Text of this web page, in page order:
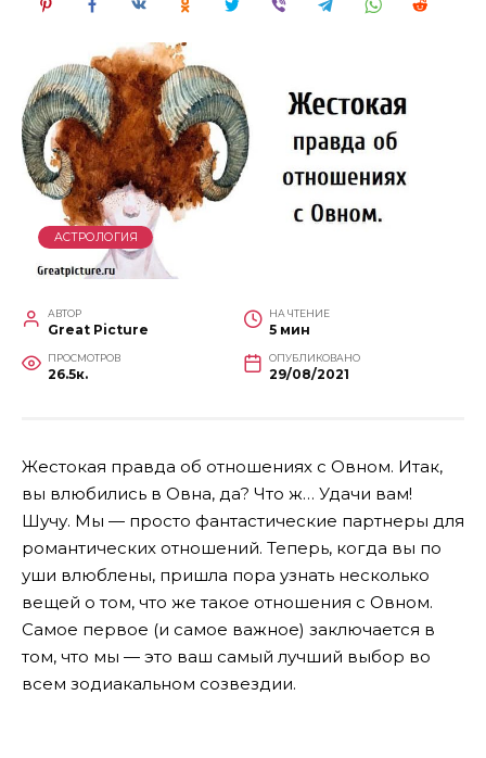
АСТРОЛОГИЯ
АВТОР
Great Picture
НА ЧТЕНИЕ
5 мин
ПРОСМОТРОВ
26.5к.
ОПУБЛИКОВАНО
29/08/2021
Жестокая правда об отношениях с Овном. Итак,
вы влюбились в Овна, да? Что ж… Удачи вам!
Шучу. Мы — просто фантастические партнеры для
романтических отношений. Теперь, когда вы по
уши влюблены, пришла пора узнать несколько
вещей о том, что же такое отношения с Овном.
Самое первое (и самое важное) заключается в
том, что мы — это ваш самый лучший выбор во
всем зодиакальном созвездии.